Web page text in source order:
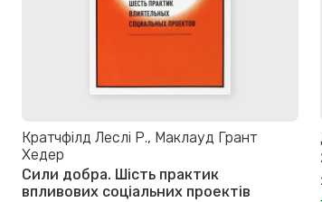
Кратчфілд Леслі Р., Маклауд Грант
Хедер
Сили добра. Шість практик
впливових соціальних проектів